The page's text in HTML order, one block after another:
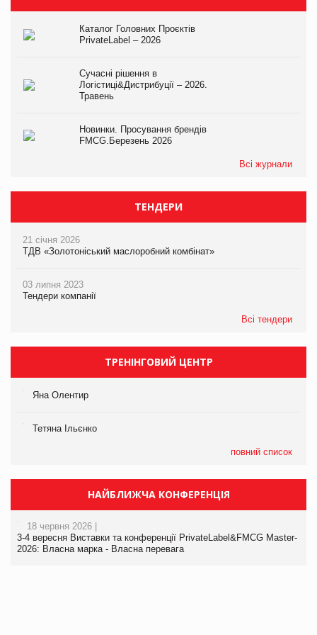
Каталог Головних Проєктів
PrivateLabel – 2026
Сучасні рішення в
Логістиці&Дистрибуції – 2026.
Травень
Новинки. Просування брендів
FMCG.Березень 2026
Всі журнали
ТЕНДЕРИ
21 січня 2026
ТДВ «Золотоніський маслоробний комбінат»
03 липня 2023
Тендери компанії
Всі тендери
ТРЕНІНГОВИЙ ЦЕНТР
Яна Олентир
Тетяна Ільєнко
повний список
НАЙБЛИЖЧА КОНФЕРЕНЦІЯ
18 червня 2026 |
3-4 вересня Виставки та конференції PrivateLabel&FMCG Master-
2026: Власна марка - Власна перевага